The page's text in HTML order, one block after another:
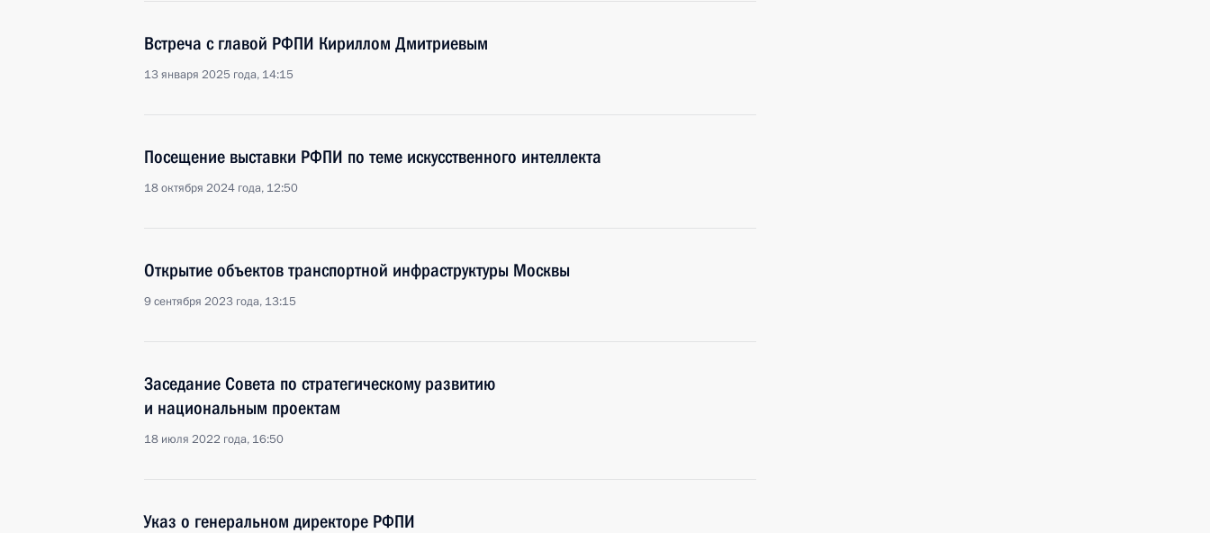
Встреча с главой РФПИ Кириллом Дмитриевым
13 января 2025 года, 14:15
Посещение выставки РФПИ по теме искусственного интеллекта
18 октября 2024 года, 12:50
Открытие объектов транспортной инфраструктуры Москвы
9 сентября 2023 года, 13:15
Заседание Совета по стратегическому развитию
и национальным проектам
18 июля 2022 года, 16:50
Указ о генеральном директоре РФПИ